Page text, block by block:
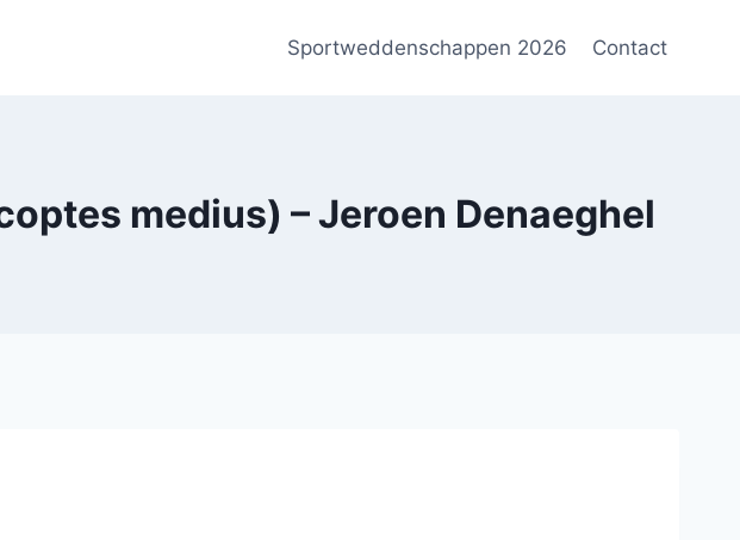
Sportweddenschappen 2026 Contact
medius) – Jeroen Denaeghel